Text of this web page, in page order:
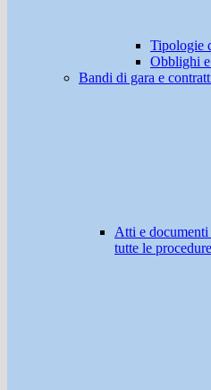
Tipologie
Obblighi
Bandi di gara e
Atti e documenti
tutte le procedure